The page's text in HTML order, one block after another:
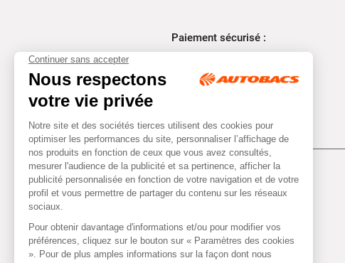
Paiement sécurisé :